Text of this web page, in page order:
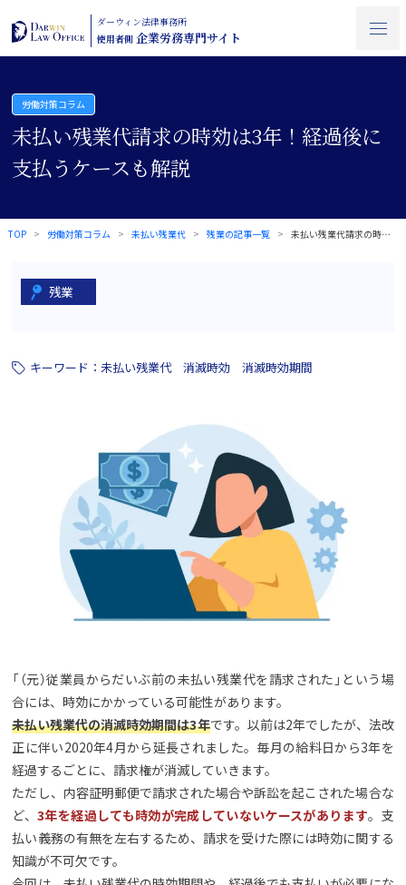
ダーウィン法律事務所
使用者側 企業労務専門サイト
労働対策コラム
未払い残業代請求の時効は3年！経過後に
支払うケースも解説
TOP 労働対策コラム 未払い残業代 残業の記事一覧 未払い残業代請求の時効は3年！経過後に支…
残業
キーワード：未払い残業代 消滅時効 消滅時効期間
「（元）従業員からだいぶ前の未払い残業代を請求された」という場
合には、時効にかかっている可能性があります。
未払い残業代の消滅時効期間は3年です。以前は2年でしたが、法改
正に伴い2020年4月から延長されました。毎月の給料日から3年を
経過するごとに、請求権が消滅していきます。
ただし、内容証明郵便で請求された場合や訴訟を起こされた場合な
ど、3年を経過しても時効が完成していないケースがあります。支
払い義務の有無を左右するため、請求を受けた際には時効に関する
知識が不可欠です。